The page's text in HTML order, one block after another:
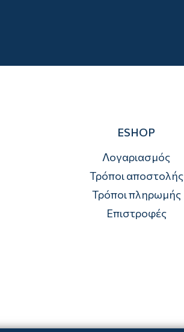
ESHOP
Λογαριασμός
Τρόποι αποστολής
Τρόποι πληρωμής
Επιστροφές